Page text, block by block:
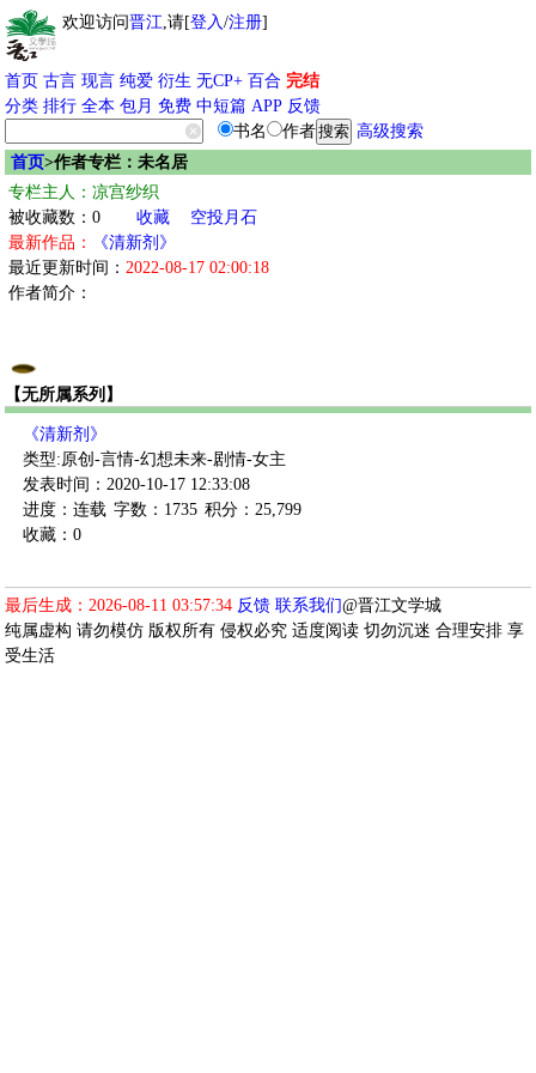
欢迎访问晋江,请[登入/注册]
首页 古言 现言 纯爱 衍生 无CP+ 百合 完结
分类 排行 全本 包月 免费 中短篇 APP 反馈
书名
作者
高级搜索
首页>作者专栏：未名居
专栏主人：凉宫纱织
被收藏数：0
收藏
空投月石
最新作品：
《清新剂》
最近更新时间： 2022-08-17 02:00:18
作者简介：
【无所属系列】
《清新剂》
类型:原创-言情-幻想未来-剧情-女主
发表时间：2020-10-17 12:33:08
进度：连载 字数：1735 积分：25,799
收藏：0
最后生成：2026-08-11 03:57:34 反馈 联系我们@晋江文学城
纯属虚构 请勿模仿 版权所有 侵权必究 适度阅读 切勿沉迷 合理安排 享
受生活